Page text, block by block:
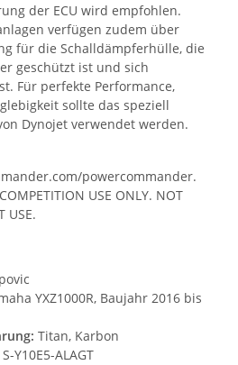
der ECU wird empfohlen.
verfügen zudem über
für die Schalldämpferhülle, die
geschützt ist und sich
Für perfekte Performance,
sollte das speziell
Dynojet verwendet werden.
powercommander.
USE ONLY. NOT
USE.
YXZ1000R, Baujahr 2016 bis
Titan, Karbon
S-Y10E5-ALAGT